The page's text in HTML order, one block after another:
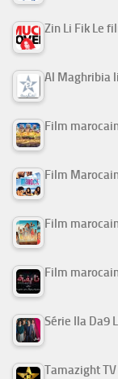
Al Maghribia
Tamazight